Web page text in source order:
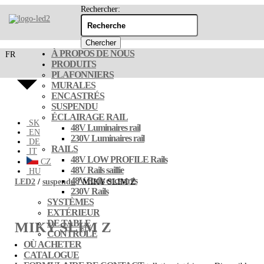
Rechercher:
FR
SK
EN
DE
IT
CZ
HU
À PROPOS DE NOUS
PRODUITS
PLAFONNIERS
MURALES
ENCASTRÉS
SUSPENDU
ÉCLAIRAGE RAIL
48V Luminaires rail
230V Luminaires rail
RAILS
48V LOW PROFILE Rails
48V Rails saillie
48V Rails encastrés
230V Rails
SYSTÈMES
EXTÉRIEUR
DE TABLE
CONTRÔLE
OÙ ACHETER
CATALOGUE
LED2 / suspendu/ MIKY SLIM Z
MIKY SLIM Z